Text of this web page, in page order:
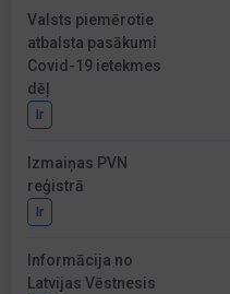
Valsts piemērotie
atbalsta pasākumi
Covid-19 ietekmes
dēļ
Ir
Izmaiņas PVN
reģistrā
Ir
Informācija no
Latvijas Vēstnesis